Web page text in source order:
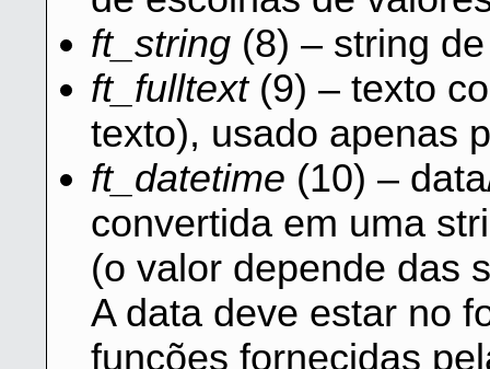
ft_string(8) – string
ft_fulltext(9) – texto
texto), usado apenas
ft_datetime (10) –
convertida em uma
(o valor depende das
A data deve estar no
funções fornecidas